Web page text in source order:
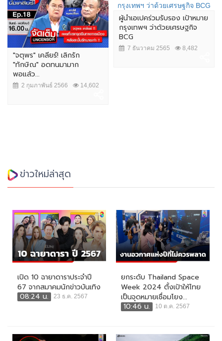
"จตุพร" เคลียร์! เลิกรัก
"ทักษิณ" อดทนมามาก
พอแล้ว...
2 กุมภาพันธ์ 2566 14,602
ผู้นำเอเปคร่วมรับรอง เป้าหมาย
กรุงเทพฯ ว่าด้วยเศรษฐกิจ
BCG
7 ธันวาคม 2565 8,482
ข่าวใหม่ล่าสุด
เปิด 10 ฉายาดาราประจำปี
67 จากสมาคมนักข่าวบันเทิง
08:24 น.
23 ธ.ค. 2567
ยกระดับ Thailand Space
Week 2024 ตั้งเป้าให้ไทย
เป็นจุดหมายเชื่อมโยง...
10:46 น.
10 ต.ค. 2567